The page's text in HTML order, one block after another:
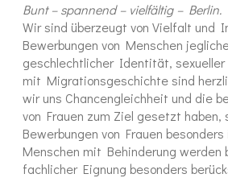
Bunt – spannend – vielfältig – Berlin.
Wir sind überzeugt von Vielfalt und
Bewerbungen von Menschen
geschlechtlicher Identität,
mit Migrationsgeschichte sind
wir uns Chancengleichheit und die
von Frauen zum Ziel gesetzt haben,
Bewerbungen von Frauen
Menschen mit Behinderung werden
fachlicher Eignung besonders